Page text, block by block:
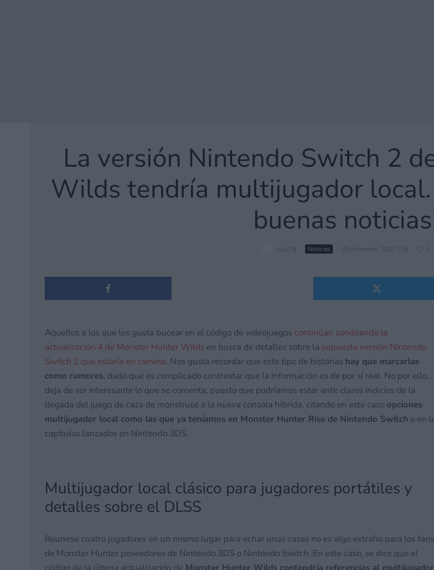
La versión Nintendo Switch 2
Wilds tendría multijugador local.
buenas
alias79 Noticias 30 diciembre, 2025 1:33 1
Aquellos a los que les gusta bucear en el código de videojuegos continúan sondeando la
actualización 4 de Monster Hunter Wilds en busca de detalles sobre la supuesta versión Nintendo
Switch 2 que estaría en camino. Nos gusta recordar que este tipo de historias hay que marcarlas
como rumores, dado que es complicado contrastar que la información es de por sí real. No por ello,
deja de ser interesante lo que se comenta, puesto que podríamos estar ante claros indicios de la
llegada del juego de caza de monstruos a la nueva consola híbrida, citando en este caso opciones
multijugador local como las que ya teníamos en Monster Hunter Rise de Nintendo Switch o en
capítulos lanzados en Nintendo 3DS.
Multijugador local clásico para jugadores portátiles y
detalles sobre el DLSS
Reunirse cuatro jugadores en un mismo lugar para echar unas cazas no es algo extraño para los fans
de Monster Hunter poseedores de Nintendo 3DS o Nintendo Switch. En este caso, se dice que el